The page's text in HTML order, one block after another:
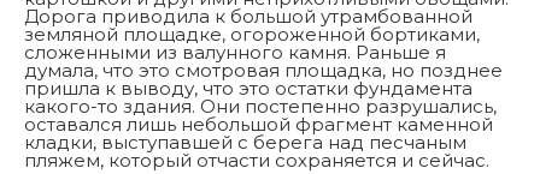
Дорога приводила к большой утрамбованной
земляной площадке, огороженной бортиками,
сложенными из валунного камня. Раньше я
думала, что это смотровая площадка, но позднее
пришла к выводу, что это остатки фундамента
какого-то здания. Они постепенно разрушались,
оставался лишь небольшой фрагмент каменной
кладки, выступавшей с берега над песчаным
пляжем, который отчасти сохраняется и сейчас.